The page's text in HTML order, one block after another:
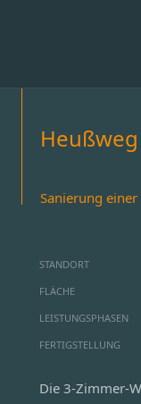
Heußweg
Sanierung
STANDORT
FLÄCHE
LEISTUNGSPHASEN
FERTIGSTELLUNG
Die 3-Zimmer-